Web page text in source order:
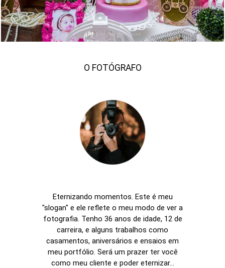
O FOTÓGRAFO
Eternizando momentos. Este é meu
"slogan" e ele reflete o meu modo de ver a
fotografia. Tenho 36 anos de idade, 12 de
carreira, e alguns trabalhos como
casamentos, aniversários e ensaios em
meu portfólio. Será um prazer ter você
como meu cliente e poder eternizar...